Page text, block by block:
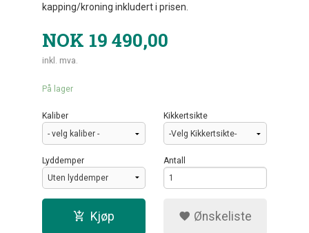
kapping/kroning inkludert i prisen.
NOK 19 490,00
inkl. mva.
På lager
Kaliber Kikkertsikte
Lyddemper Antall
Kjøp Ønskeliste